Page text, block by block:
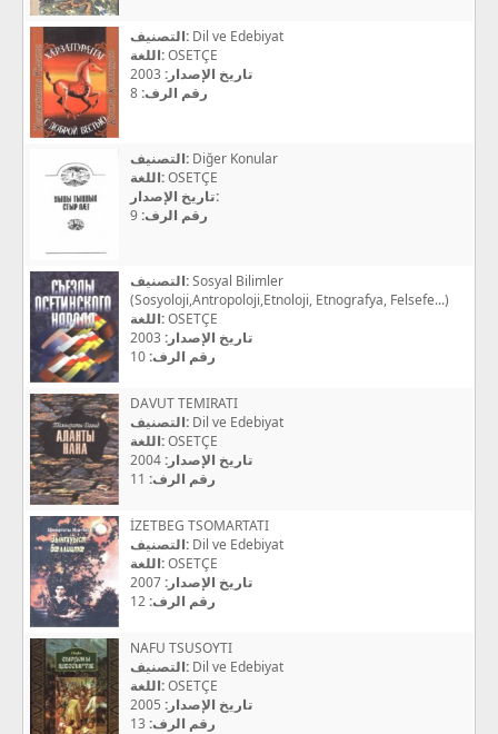
التصنيف: Dil ve Edebiyat
اللغة:OSETÇE
تاريخ الإصدار:
رقم الرف:
التصنيف: Diğer Konular
اللغة:OSETÇE
تاريخ الإصدار:
رقم الرف:
التصنيف:Sosyal Bilimler
(Sosyoloji,Antropoloji,Etnoloji, Etnografya, Felsefe...)
اللغة:OSETÇE
تاريخ الإصدار:
رقم الرف:
DAVUT TEMIRATI
التصنيف: Dil ve Edebiyat
اللغة:OSETÇE
تاريخ الإصدار:
رقم الرف:
İZETBEG TSOMARTATI
التصنيف: Dil ve Edebiyat
اللغة:OSETÇE
تاريخ الإصدار:
رقم الرف:
NAFU TSUSOYTI
التصنيف: Dil ve Edebiyat
اللغة:OSETÇE
تاريخ الإصدار:
رقم الرف: